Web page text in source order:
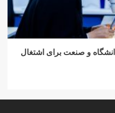
و صنعت برای اشتغال